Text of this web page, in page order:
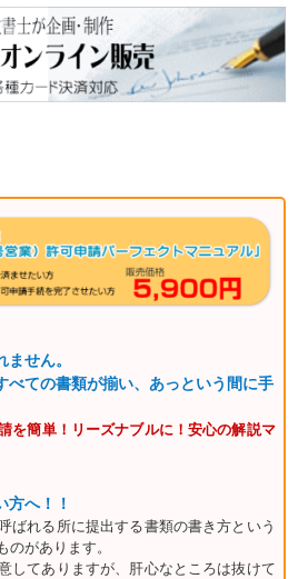
せん。
べての書類が揃い、あっという間に手
を簡単！リーズナブルに！安心の解説マ
方へ！！
ばれる所に提出する書類の書き方という
のがあります。
してありますが、肝心なところは抜けて